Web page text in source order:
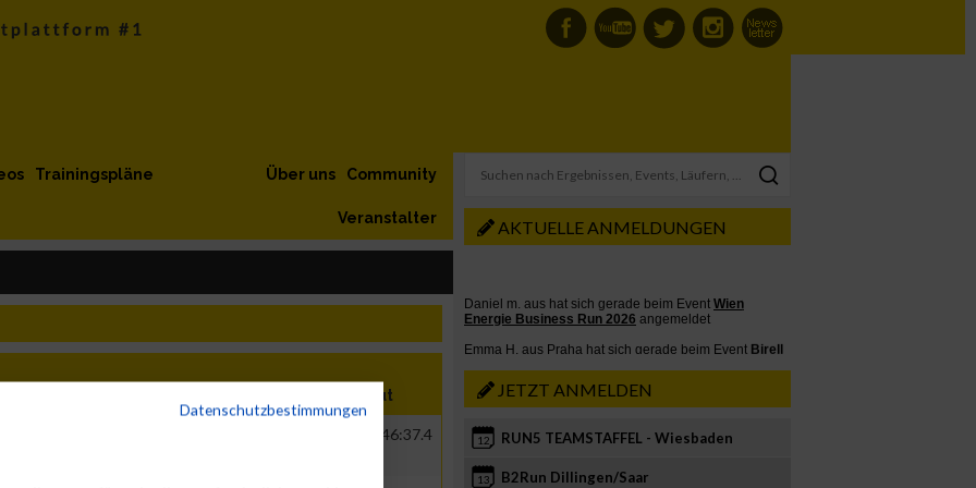
Trainingspläne Community
Über uns
Veranstalter
Brut
01:46:37.4
AKTUELLE ANMELDUNGEN
JETZT ANMELDEN
12 RUN5 TEAMSTAFFEL - Wiesbaden
13 B2Run Dillingen/Saar
Datenschutzbestimmungen